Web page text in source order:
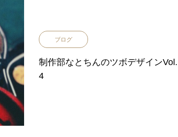
ブログ
制作部なとちんのツボデザインVol.
4